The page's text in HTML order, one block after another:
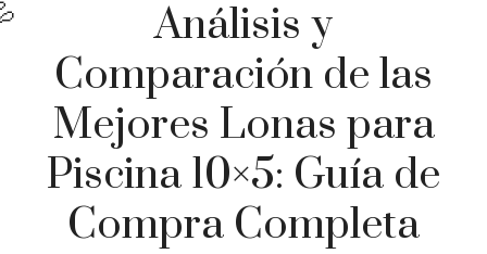
Análisis y
Comparación de las
Mejores Lonas para
Piscina 10×5: Guía de
Compra Completa